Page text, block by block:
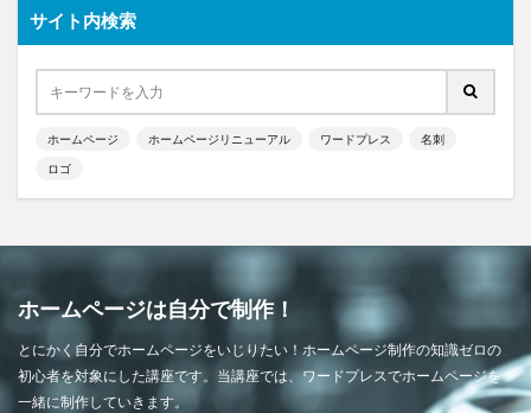
サイト内検索
ホームページ ホームページリニューアル ワードプレス 名刺
ロゴ
ホームページは自分で制作！
とにかく自分でホームページをいじりたい！ホームページ制作の知識ゼロの
初心者を対象にした講座です。当講座では、ワードプレスでホームページを
一緒に制作していきます。